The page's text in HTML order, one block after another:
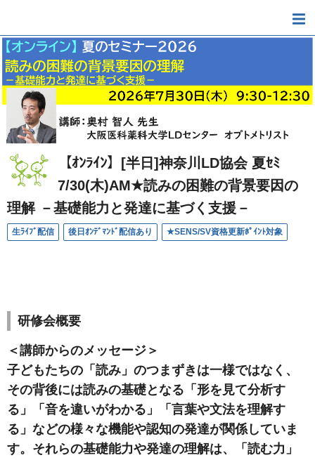
【ｵﾝﾗｲﾝ】[半日]神奈川LD協会 夏ｾﾐ
7/30(木)AM★読みの困難の背景要因の
理解 －基礎能力と発達に基づく支援－
生ﾗｲﾌﾞ配信 後日ｵﾝﾃﾞﾏﾝﾄﾞ配信あり ★SENS/SV資格更新ﾎﾟｲﾝﾄ対象
研修会概要
＜講師からのメッセージ＞
子どもたちの「読み」のつまずきは一様ではなく、
その背後には読みの基礎となる「形を見て分析す
る」「音を違いがわかる」「言葉や文法を理解す
る」などの様々な機能や認知の発達が関係していま
す。それらの基礎能力や発達の理解は、「読む力」